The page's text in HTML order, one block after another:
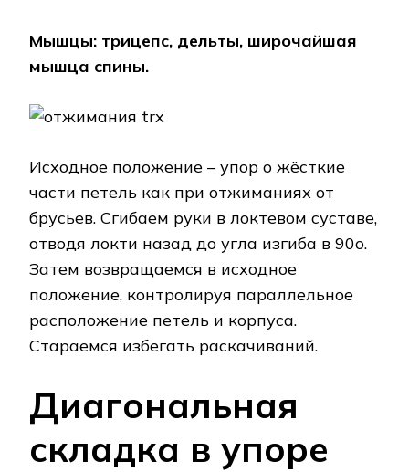
Мышцы: трицепс, дельты, широчайшая
мышца спины.
Исходное положение – упор о жёсткие
части петель как при отжиманиях от
брусьев. Сгибаем руки в локтевом суставе,
отводя локти назад до угла изгиба в 90о.
Затем возвращаемся в исходное
положение, контролируя параллельное
расположение петель и корпуса.
Стараемся избегать раскачиваний.
Диагональная
складка в упоре